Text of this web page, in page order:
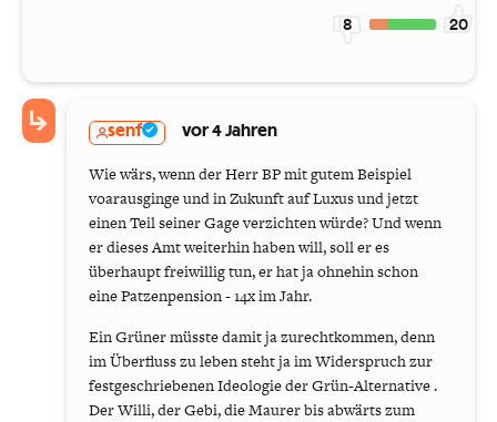
8 20
senf vor 4 Jahren
Wie wärs, wenn der Herr BP mit gutem Beispiel
voarausginge und in Zukunft auf Luxus und jetzt
einen Teil seiner Gage verzichten würde? Und wenn
er dieses Amt weiterhin haben will, soll er es
überhaupt freiwillig tun, er hat ja ohnehin schon
eine Patzenpension - 14x im Jahr.
Ein Grüner müsste damit ja zurechtkommen, denn
im Überfluss zu leben steht ja im Widerspruch zur
festgeschriebenen Ideologie der Grün-Alternative .
Der Willi, der Gebi, die Maurer bis abwärts zum